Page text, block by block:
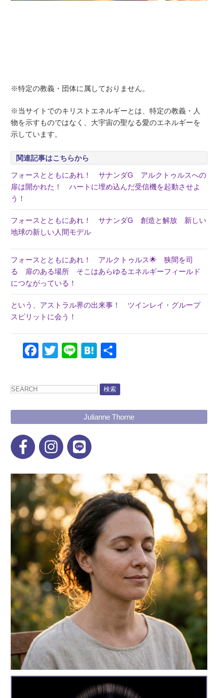
※特定の教義・団体に属しておりません。
※当サイトでのキリストエネルギーとは、特定の教義・人
物を示すものではなく、大宇宙の聖なる愛のエネルギーを
示しています。
関連記事はこちらから
フォースとともにあれ！ サナンダG アルクトゥルスへの
扉は開かれた！ ハートに埋め込んだ受信機を起動させよ
う！
フォースとともにあれ！ サナンダG 創造と解放 新しい
地球の新しい人間モデル
フォースとともにあれ！ アルクトゥルス🌟 狭間を司
る 扉のある場所 そこはあらゆるエネルギーフィールド
につながっている！
という、アストラル界の出来事！ ツインレイ・グループ
スピリットに会う！
Facebook
Twitter
LineHatena
検索
Julianne Thorne